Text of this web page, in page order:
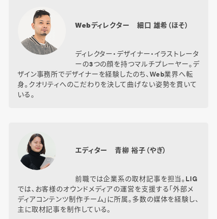
Webディレクター 細口 雄希（ほそ）
ディレクター・デザイナー・イラストレータ
ーの3つの顔を持つマルチプレーヤー。デ
ザイン事務所でデザイナーを経験したのち、Web業界へ転
身。クオリティへのこだわりを決して曲げない姿勢を貫いて
いる。
エディター 青柳 裕子（やぎ）
前職では企業系の取材記事を担当。LIG
では、お客様のオウンドメディアの運営を支援する「外部メ
ディアコンテンツ制作チーム」に所属。多数の媒体を経験し、
主に取材記事を制作している。